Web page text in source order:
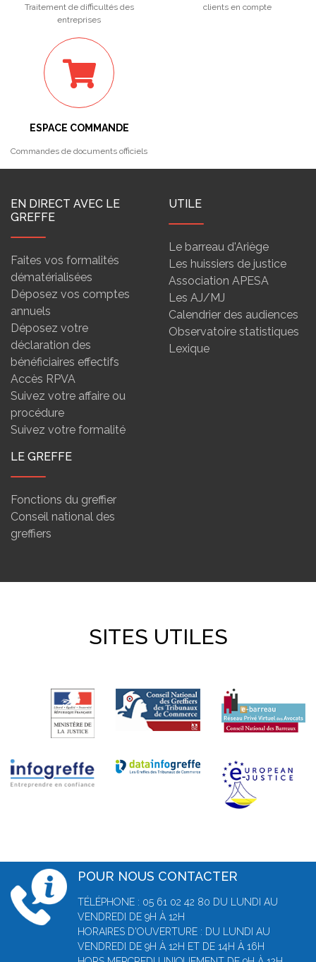
Traitement de difficultés des
entreprises
clients en compte
ESPACE COMMANDE
Commandes de documents officiels
EN DIRECT AVEC LE
GREFFE
Faites vos formalités
dématérialisées
Déposez vos comptes
annuels
Déposez votre
déclaration des
bénéficiaires effectifs
Accès RPVA
Suivez votre affaire ou
procédure
Suivez votre formalité
UTILE
Le barreau d'Ariège
Les huissiers de justice
Association APESA
Les AJ/MJ
Calendrier des audiences
Observatoire statistiques
Lexique
LE GREFFE
Fonctions du greffier
Conseil national des
greffiers
SITES UTILES
POUR NOUS CONTACTER
TÉLÉPHONE : 05 61 02 42 80 DU LUNDI AU
VENDREDI DE 9H À 12H
HORAIRES D'OUVERTURE : DU LUNDI AU
VENDREDI DE 9H À 12H ET DE 14H À 16H